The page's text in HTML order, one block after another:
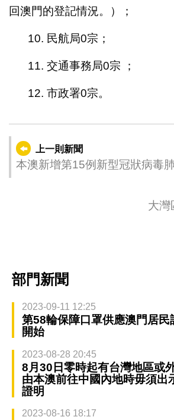
回澳門的登記情況。）；
10. 民航局0宗；
11. 交通事務局0宗 ；
12. 市政署0宗。
上一則新聞
本澳新增第15例新型冠狀病毒
大灣
部門新聞
2023-09-11 12:25
第58輪保障口罩供應澳門居民
開始
2023-08-28 20:45
8月30日零時起有台灣地區或
由本澳前往中國內地時毋須出
證明
2023-08-16 18:17